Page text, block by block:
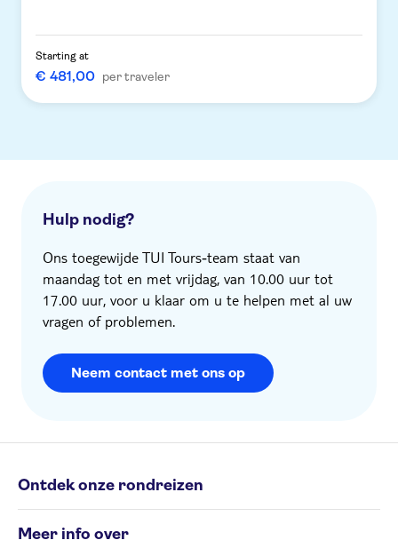
Starting at
€ 481,00 per traveler
Hulp nodig?
Ons toegewijde TUI Tours‑team staat van
maandag tot en met vrijdag, van 10.00 uur tot
17.00 uur, voor u klaar om u te helpen met al uw
vragen of problemen.
Neem contact met ons op
Ontdek onze rondreizen
Groepsrondreizen
Meer info over